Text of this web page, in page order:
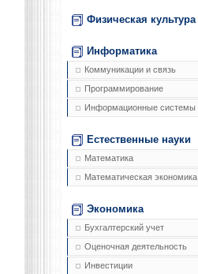
Физическая культура
Информатика
Коммуникации и связь
Программирование
Информационные системы
Естественные науки
Математика
Математическая экономика
Экономика
Бухгалтерский учет
Оценочная деятельность
Инвестиции